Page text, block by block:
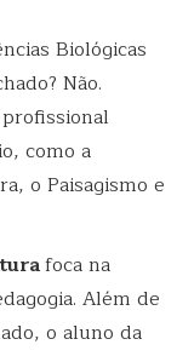
Biológicas
Não.
como a
o Paisagismo e
foca na
Além de
o aluno da